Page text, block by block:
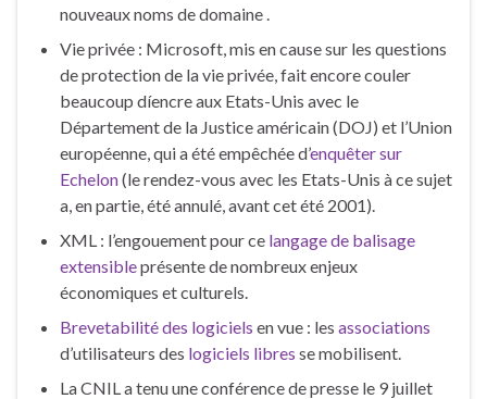
nouveaux noms de domaine .
Vie privée : Microsoft, mis en cause sur les questions
de protection de la vie privée, fait encore couler
beaucoup díencre aux Etats-Unis avec le
Département de la Justice américain (DOJ) et l’Union
européenne, qui a été empêchée d’enquêter sur
Echelon(le rendez-vous avec les Etats-Unis à ce sujet
a, en partie, été annulé, avant cet été 2001).
XML : l’engouement pour ce langage de balisage
extensibleprésente de nombreux enjeux
économiques et culturels.
Brevetabilité des logiciels en vue : les associations
d’utilisateurs des logiciels libres se mobilisent.
La CNIL a tenu une conférence de presse le 9 juillet